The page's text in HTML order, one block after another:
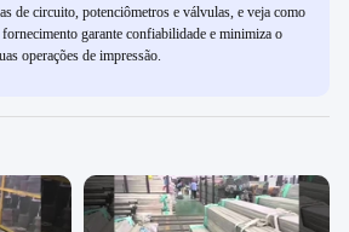
de circuito, potenciômetros e válvulas, e veja como
garante confiabilidade e minimiza o
operações de impressão.